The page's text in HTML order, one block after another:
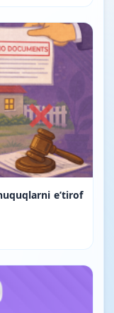
e’tirof